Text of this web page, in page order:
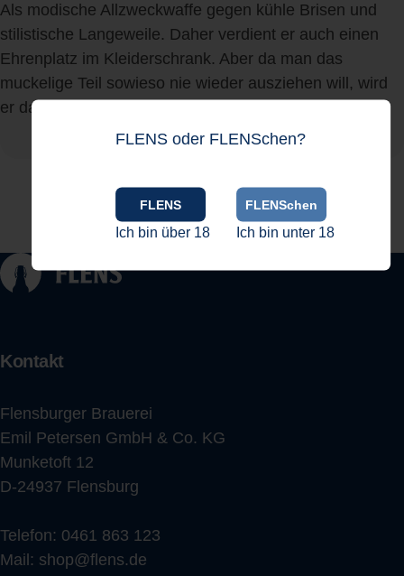
FLENS oder FLENSchen?
FLENS
Ich bin über 18
FLENSchen
Ich bin unter 18
Als modische Allzweckwaffe gegen kühle Brisen und
stilistische Langeweile. Daher verdient er auch einen
Ehrenplatz im Kleiderschrank. Aber da man das
muckelige Teil sowieso nie wieder ausziehen will, wird
er da eh nur selten liegen.
Material: 65 % Baumwolle, 35 % Polyester
Kontakt
Flensburger Brauerei
Emil Petersen GmbH & Co. KG
Munketoft 12
D-24937 Flensburg
Telefon: 0461 863 123
Mail: shop@flens.de